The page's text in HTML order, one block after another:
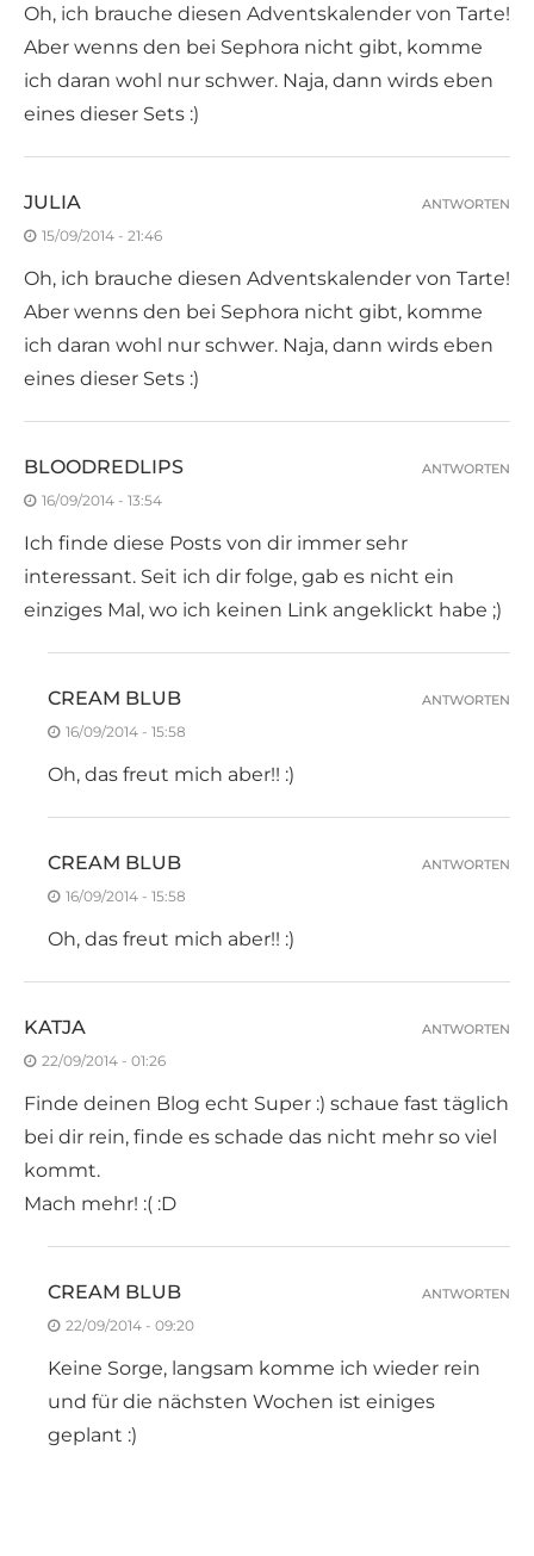
Oh, ich brauche diesen Adventskalender von Tarte!
Aber wenns den bei Sephora nicht gibt, komme
ich daran wohl nur schwer. Naja, dann wirds eben
eines dieser Sets :)
JULIA
15/09/2014 - 21:46
Oh, ich brauche diesen Adventskalender von Tarte!
Aber wenns den bei Sephora nicht gibt, komme
ich daran wohl nur schwer. Naja, dann wirds eben
eines dieser Sets :)
ANTWORTEN
BLOODREDLIPS
16/09/2014 - 13:54
Ich finde diese Posts von dir immer sehr
interessant. Seit ich dir folge, gab es nicht ein
einziges Mal, wo ich keinen Link angeklickt habe ;)
ANTWORTEN
CREAM BLUB
16/09/2014 - 15:58
Oh, das freut mich aber!! :)
ANTWORTEN
CREAM BLUB
16/09/2014 - 15:58
Oh, das freut mich aber!! :)
ANTWORTEN
KATJA
22/09/2014 - 01:26
Finde deinen Blog echt Super :) schaue fast täglich
bei dir rein, finde es schade das nicht mehr so viel
kommt.
Mach mehr! :( :D
ANTWORTEN
CREAM BLUB
22/09/2014 - 09:20
Keine Sorge, langsam komme ich wieder rein
und für die nächsten Wochen ist einiges
geplant :)
ANTWORTEN